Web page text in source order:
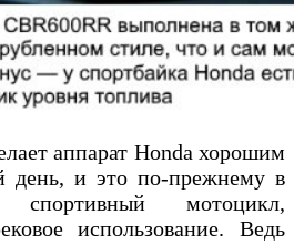
аппарат Honda хорошим
день, и это по-прежнему в
мотоцикл,
использование. Ведь